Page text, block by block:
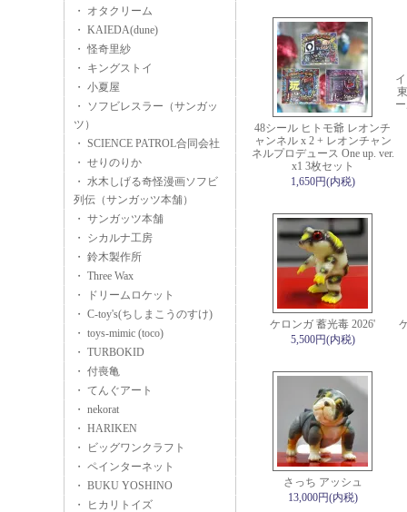
・ オタクリーム
・ KAIEDA(dune)
・ 怪奇里紗
・ キングストイ
・ 小夏屋
・ ソフビレスラー（サンガッ
ツ）
・ SCIENCE PATROL合同会社
・ せりのりか
・ 水木しげる奇怪漫画ソフビ
列伝（サンガッツ本舗）
・ サンガッツ本舗
・ シカルナ工房
・ 鈴木製作所
・ Three Wax
・ ドリームロケット
・ C-toy's(ちしまこうのすけ)
・ toys-mimic (toco)
・ TURBOKID
・ 付喪亀
・ てんぐアート
・ nekorat
・ HARIKEN
・ ビッグワンクラフト
・ ペインターネット
・ BUKU YOSHINO
・ ヒカリトイズ
48シール ヒトモ爺 レオンチ
ャンネル x 2 + レオンチャン
ネルプロデュース One up. ver.
x1 3枚セット
1,650円(内税)
ケロンガ 蓄光毒 2026'
5,500円(内税)
さっち アッシュ
13,000円(内税)